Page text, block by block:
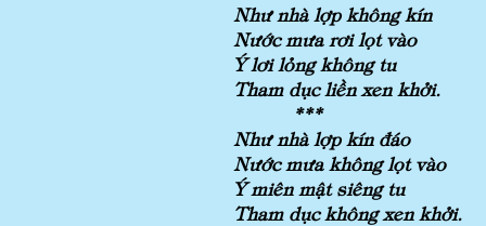
Như nhà lợp không kín
Nước mưa rơi lọt vào
Ý lơi lỏng không tu
Tham dục liền xen khởi.
***
Như nhà lợp kín đáo
Nước mưa không lọt vào
Ý miên mật siêng tu
Tham dục không xen khởi.